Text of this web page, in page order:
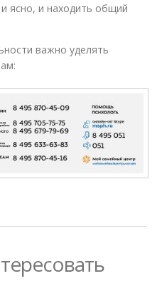
ясно, и находить общий
важно уделять